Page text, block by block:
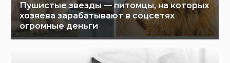
Пушистые звезды — питомцы, на которых
хозяева зарабатывают в соцсетях
огромные деньги